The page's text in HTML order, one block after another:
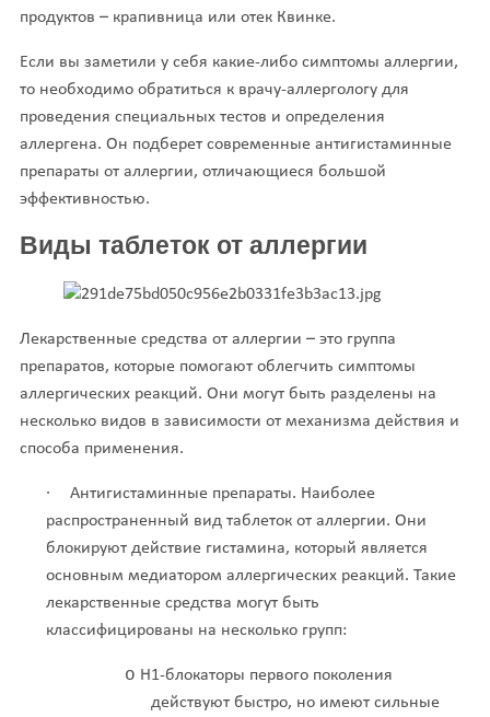
продуктов – крапивница или отек Квинке.
Если вы заметили у себя какие-либо симптомы аллергии,
то необходимо обратиться к врачу-аллергологу для
проведения специальных тестов и определения
аллергена. Он подберет современные антигистаминные
препараты от аллергии, отличающиеся большой
эффективностью.
Виды таблеток от аллергии
Лекарственные средства от аллергии – это группа
препаратов, которые помогают облегчить симптомы
аллергических реакций. Они могут быть разделены на
несколько видов в зависимости от механизма действия и
способа применения.
·
Антигистаминные препараты. Наиболее
распространенный вид таблеток от аллергии. Они
блокируют действие гистамина, который является
основным медиатором аллергических реакций. Такие
лекарственные средства могут быть
классифицированы на несколько групп:
o Н1-блокаторы первого поколения
действуют быстро, но имеют сильные